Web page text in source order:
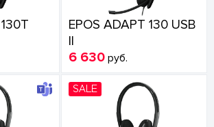
EPOS ADAPT 130 USB
II
6 630 руб.
SALE